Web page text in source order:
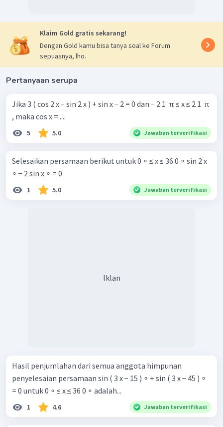
trigonometri tersebut yaitu
HP = {30 , 75 , 210 , 255∘ }.
Klaim Gold gratis sekarang!
Dengan Gold kamu bisa tanya soal ke Forum
sepuasnya, lho.
Pertanyaan serupa
Jika 3 ( cos 2 x − sin 2 x ) + sin x − 2 = 0 dan − 2 1 ​ π ≤ x ≤ 2 1 ​ π
, maka cos x = ....
5 5.0 Jawaban terverifikasi
Selesaikan persamaan berikut untuk 0 ∘ ≤ x ≤ 36 0 ∘ sin 2 x
∘ − 2 sin x ∘ = 0
1 5.0 Jawaban terverifikasi
Iklan
Hasil penjumlahan dari semua anggota himpunan
penyelesaian persamaan sin ( 3 x − 15 ) ∘ + sin ( 3 x − 45 ) ∘
= 0 untuk 0 ∘ ≤ x ≤ 36 0 ∘ adalah...
1 4.6 Jawaban terverifikasi